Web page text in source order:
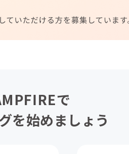
で
を始めましょう